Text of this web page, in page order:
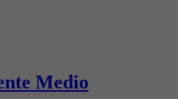
Medio